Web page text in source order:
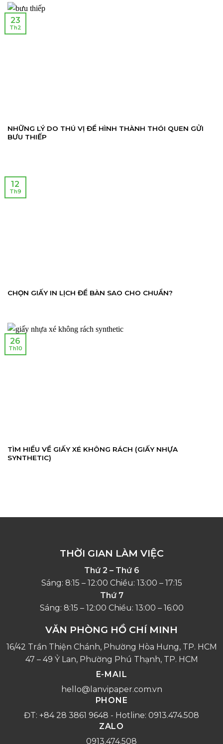
NHỮNG LÝ DO THÚ VỊ ĐỂ HÌNH THÀNH THÓI QUEN GỬI
BƯU THIẾP
23
Th2
CHỌN GIẤY IN LỊCH ĐỂ BÀN SAO CHO CHUẨN?
12
Th9
TÌM HIỂU VỀ GIẤY XÉ KHÔNG RÁCH (GIẤY NHỰA
SYNTHETIC)
26
Th10
THỜI GIAN LÀM VIỆC
Thứ 2 – Thứ 6
Sáng: 8:15 – 12:00 Chiều: 13:00 – 17:15
Thứ 7
Sáng: 8:15 – 12:00 Chiều: 13:00 – 16:00
VĂN PHÒNG HỒ CHÍ MINH
16/42 Trần Thiện Chánh, Phường Hòa Hưng, TP. HCM
47 – 49 Ỷ Lan, Phường Phú Thạnh, TP. HCM
E-MAIL
hello@lanvipaper.com.vn
PHONE
ĐT: +84 28 3861 9648 - Hotline: 0913.474.508
ZALO
0913.474.508